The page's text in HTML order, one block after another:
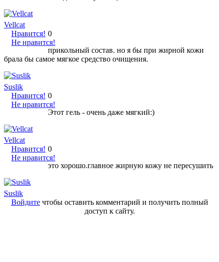
Vellcat
Нравится!
Не нравится!
0
прикольный состав. но я бы при жирной кожи
брала бы самое мягкое средство очищения.
Suslik
Нравится!
Не нравится!
0
Этот гель - очень даже мягкий:)
Vellcat
Нравится!
Не нравится!
0
это хорошо.главное жирную кожу не пересушить
Suslik
Войдитечтобы оставить комментарий и получить полный
доступ к сайту.